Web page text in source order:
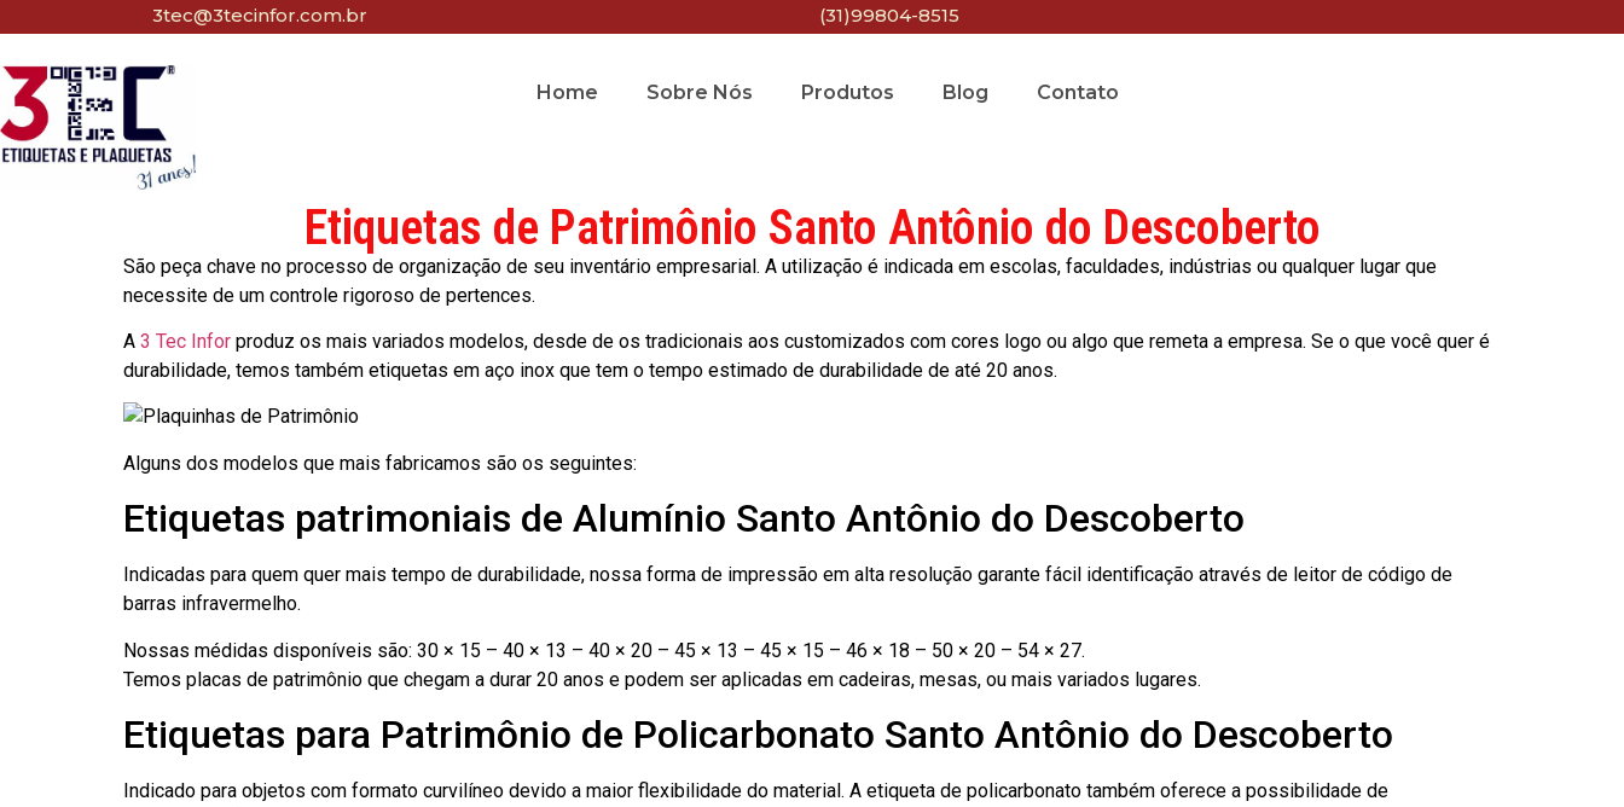
3tec@3tecinfor.com.br (31)99804-8515
Home Sobre Nós Produtos Blog Contato
Etiquetas de Patrimônio Santo Antônio do Descoberto
São peça chave no processo de organização de seu inventário empresarial. A utilização é indicada em escolas, faculdades, indústrias ou qualquer lugar que
necessite de um controle rigoroso de pertences.
A 3 Tec Infor produz os mais variados modelos, desde de os tradicionais aos customizados com cores logo ou algo que remeta a empresa. Se o que você quer é
durabilidade, temos também etiquetas em aço inox que tem o tempo estimado de durabilidade de até 20 anos.
Alguns dos modelos que mais fabricamos são os seguintes:
Etiquetas patrimoniais de Alumínio Santo Antônio do Descoberto
Indicadas para quem quer mais tempo de durabilidade, nossa forma de impressão em alta resolução garante fácil identificação através de leitor de código de
barras infravermelho.
Nossas médidas disponíveis são: 30 × 15 – 40 × 13 – 40 × 20 – 45 × 13 – 45 × 15 – 46 × 18 – 50 × 20 – 54 × 27.
Temos placas de patrimônio que chegam a durar 20 anos e podem ser aplicadas em cadeiras, mesas, ou mais variados lugares.
Etiquetas para Patrimônio de Policarbonato Santo Antônio do Descoberto
Indicado para objetos com formato curvilíneo devido a maior flexibilidade do material. A etiqueta de policarbonato também oferece a possibilidade de